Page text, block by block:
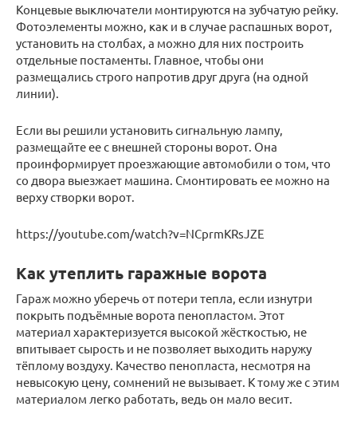
Концевые выключатели монтируются на зубчатую рейку.
Фотоэлементы можно, как и в случае распашных ворот,
установить на столбах, а можно для них построить
отдельные постаменты. Главное, чтобы они
размещались строго напротив друг друга (на одной
линии).
Если вы решили установить сигнальную лампу,
размещайте ее с внешней стороны ворот. Она
проинформирует проезжающие автомобили о том, что
со двора выезжает машина. Смонтировать ее можно на
верху створки ворот.
https://youtube.com/watch?v=NCprmKRsJZE
Как утеплить гаражные ворота
Гараж можно уберечь от потери тепла, если изнутри
покрыть подъёмные ворота пенопластом. Этот
материал характеризуется высокой жёсткостью, не
впитывает сырость и не позволяет выходить наружу
тёплому воздуху. Качество пенопласта, несмотря на
невысокую цену, сомнений не вызывает. К тому же с этим
материалом легко работать, ведь он мало весит.